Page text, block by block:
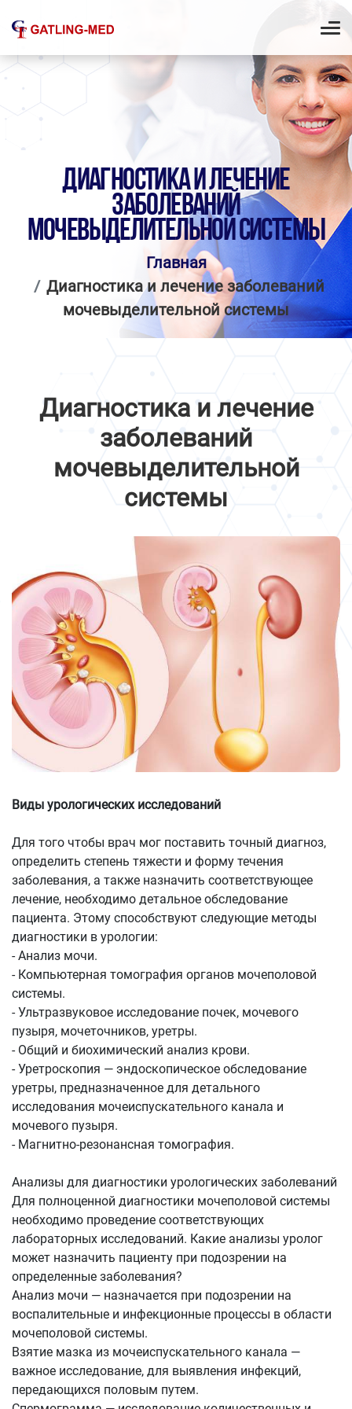
ДИАГНОСТИКА И ЛЕЧЕНИЕ
ЗАБОЛЕВАНИЙ
МОЧЕВЫДЕЛИТЕЛЬНОЙ СИСТЕМЫ
Главная
Диагностика и лечение заболеваний
мочевыделительной системы
Диагностика и лечение
заболеваний
мочевыделительной
системы
Виды урологических исследований
Для того чтобы врач мог поставить точный диагноз,
определить степень тяжести и форму течения
заболевания, а также назначить соответствующее
лечение, необходимо детальное обследование
пациента. Этому способствуют следующие методы
диагностики в урологии:
- Анализ мочи.
- Компьютерная томография органов мочеполовой
системы.
- Ультразвуковое исследование почек, мочевого
пузыря, мочеточников, уретры.
- Общий и биохимический анализ крови.
- Уретроскопия — эндоскопическое обследование
уретры, предназначенное для детального
исследования мочеиспускательного канала и
мочевого пузыря.
- Магнитно-резонансная томография.
Анализы для диагностики урологических заболеваний
Для полноценной диагностики мочеполовой системы
необходимо проведение соответствующих
лабораторных исследований. Какие анализы уролог
может назначить пациенту при подозрении на
определенные заболевания?
Анализ мочи — назначается при подозрении на
воспалительные и инфекционные процессы в области
мочеполовой системы.
Взятие мазка из мочеиспускательного канала —
важное исследование, для выявления инфекций,
передающихся половым путем.